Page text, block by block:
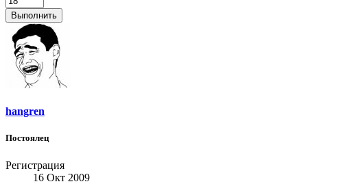
Выполнить
hangren
Постоялец
Регистрация
16 Окт 2009